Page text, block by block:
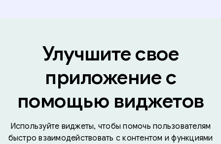
Улучшите свое
приложение с
помощью виджетов
Используйте виджеты, чтобы помочь пользователям
быстро взаимодействовать с контентом и функциями